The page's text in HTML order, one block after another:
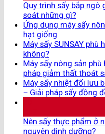
Quy trình sấy bắp
soát những gì?
Ứng dụng máy sấy
hạt giống
Máy sấy SUNSAY
không?
Máy sấy nông sản
pháp giảm thất thoát
Máy sấy nhiệt đối lưu
– Giải pháp sấy đồng
Nên sấy thực phẩm ở
nguyên dinh dưỡng?